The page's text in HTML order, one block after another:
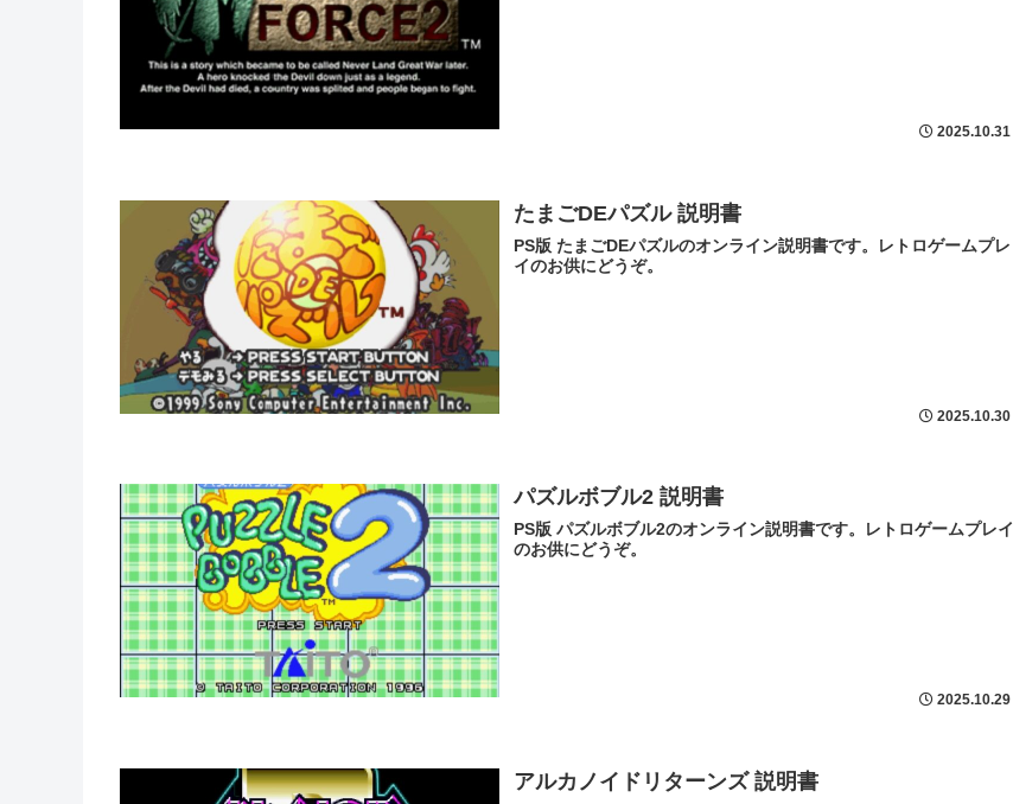
2025.10.31
たまごDEパズル 説明書
PS版 たまごDEパズルのオンライン説明書です。レトロゲームプレ
イのお供にどうぞ。
2025.10.30
パズルボブル2 説明書
PS版 パズルボブル2のオンライン説明書です。レトロゲームプレイ
のお供にどうぞ。
2025.10.29
アルカノイドリターンズ 説明書